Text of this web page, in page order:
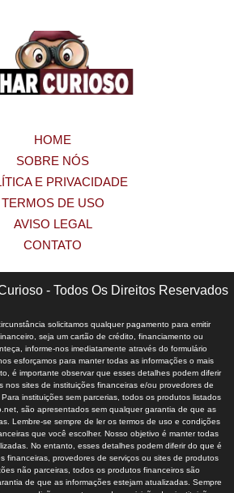
HOME
SOBRE NÓS
E PRIVACIDADE
TERMOS DE USO
AVISO LEGAL
CONTATO
- Todos Os Direitos Reservados
solicitamos qualquer pagamento para emitir
seja um cartão de crédito, financiamento ou
informe-nos imediatamente através do formulário
esforçamos para manter todas as informações o mais
é importante observar que esses detalhes podem diferir
nos sites de instituições financeiras e/ou provedores de
instituições sem parcerias, todos os produtos listados
são apresentados sem qualquer garantia de que as
Lembre-se sempre de ler os termos de uso e condições
que você escolher. Nosso objetivo é manter todas
No entanto, esses detalhes podem diferir do que é
financeiras, provedores de serviços ou sites de produtos
não parceiras, todos os produtos financeiros são
de que as informações estejam atualizadas. Sempre